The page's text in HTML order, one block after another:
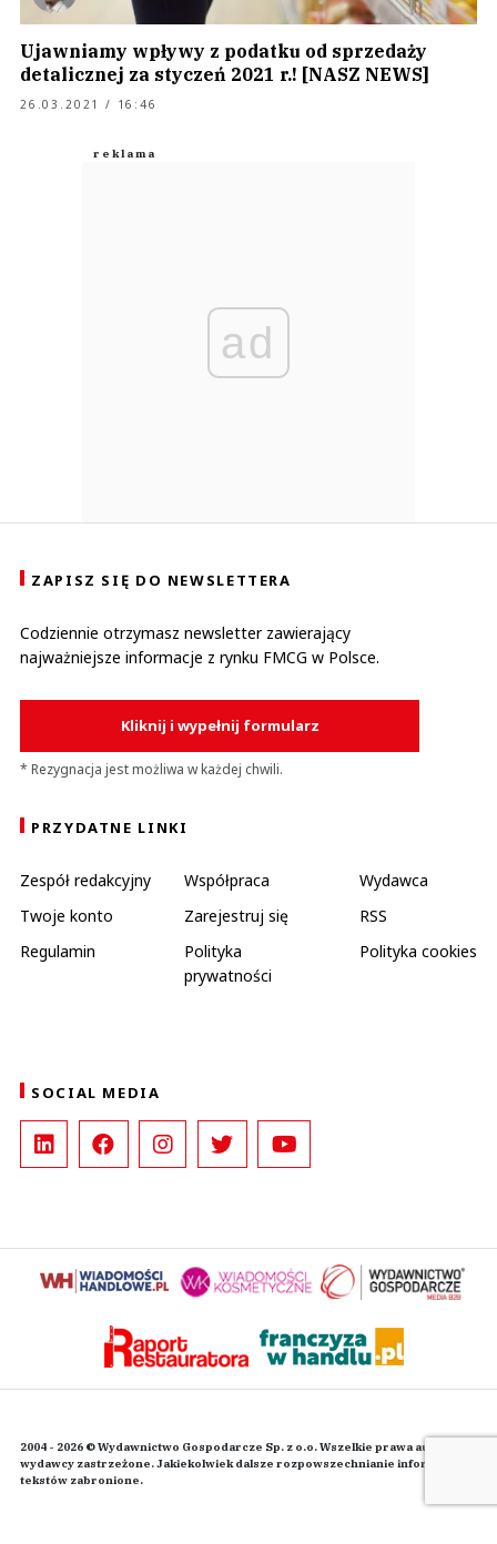
Ujawniamy wpływy z podatku od sprzedaży
detalicznej za styczeń 2021 r.! [NASZ NEWS]
26.03.2021 / 16:46
ad
ZAPISZ SIĘ DO NEWSLETTERA
Codziennie otrzymasz newsletter zawierający
najważniejsze informacje z rynku FMCG w Polsce.
Kliknij i wypełnij formularz
* Rezygnacja jest możliwa w każdej chwili.
PRZYDATNE LINKI
Zespół redakcyjny Współpraca
Wydawca
Twoje konto
Zarejestruj się
RSS
Regulamin
Polityka
prywatności
Polityka cookies
SOCIAL MEDIA
2004 - 2026 © Wydawnictwo Gospodarcze Sp. z o.o. Wszelkie prawa autorskie
wydawcy zastrzeżone. Jakiekolwiek dalsze rozpowszechnianie informacji i
tekstów zabronione.